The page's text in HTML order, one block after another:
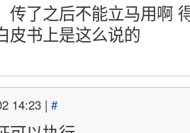
传了之后不能立马用啊
皮书上是这么说的
14:23 | #